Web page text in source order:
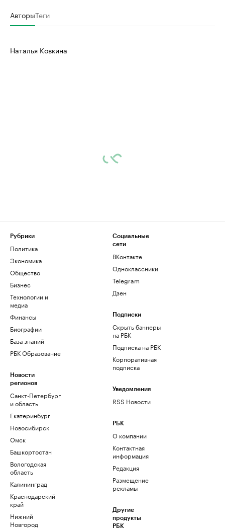
АвторыТеги
Наталья Ковкина
Рубрики
Политика
Экономика
Общество
Бизнес
Технологии и
медиа
Финансы
Биографии
База знаний
РБК Образование
Новости
регионов
Санкт-Петербург
и область
Екатеринбург
Новосибирск
Омск
Башкортостан
Вологодская
область
Калининград
Краснодарский
край
Нижний
Новгород
Социальные
сети
ВКонтакте
Одноклассники
Telegram
Дзен
Подписки
Скрыть баннеры
на РБК
Подписка на РБК
Корпоративная
подписка
Уведомления
RSS Новости
РБК
О компании
Контактная
информация
Редакция
Размещение
рекламы
Другие
продукты
РБК